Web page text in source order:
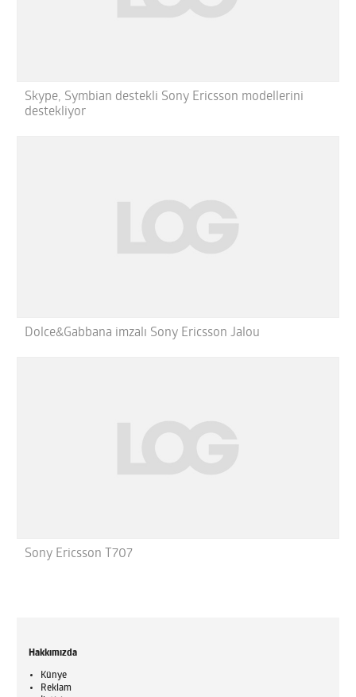
Skype, Symbian destekli Sony Ericsson modellerini
destekliyor
Dolce&Gabbana imzalı Sony Ericsson Jalou
Sony Ericsson T707
Hakkımızda
Künye
Reklam